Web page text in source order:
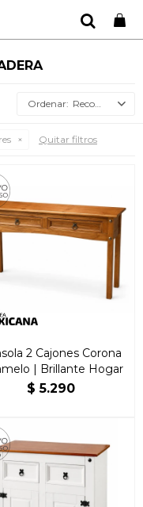
Recomendados
Quitar filtros
2 Cajones Corona
| Brillante Hogar
$ 5.290